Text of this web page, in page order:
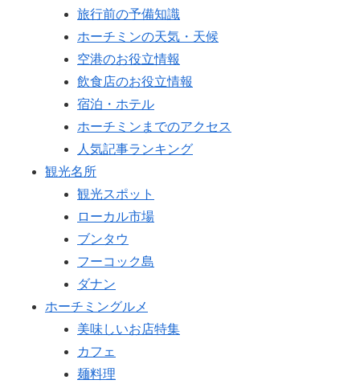
旅行前の予備知識
ホーチミンの天気・天候
空港のお役立情報
飲食店のお役立情報
宿泊・ホテル
ホーチミンまでのアクセス
人気記事ランキング
観光名所
観光スポット
ローカル市場
ブンタウ
フーコック島
ダナン
ホーチミングルメ
美味しいお店特集
カフェ
麺料理